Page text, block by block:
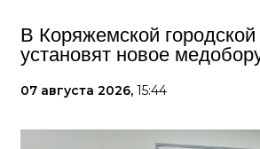
В Коряжемской
установят новое
07 августа 2026, 15:44